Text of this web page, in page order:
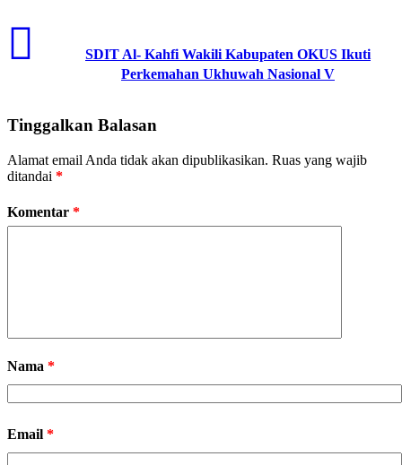
SDIT Al- Kahfi Wakili Kabupaten OKUS Ikuti
Perkemahan Ukhuwah Nasional V
Tinggalkan Balasan
Alamat email Anda tidak akan dipublikasikan. Ruas yang wajib
ditandai *
Komentar *
Nama *
Email *